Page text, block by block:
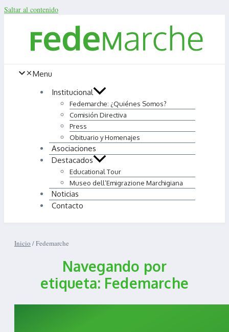
Saltar al contenido
Menu
Institucional
Fedemarche: ¿Quiénes Somos?
Comisión Directiva
Press
Obituario y Homenajes
Asociaciones
Destacados
Educational Tour
Museo dell’Emigrazione Marchigiana
Noticias
Contacto
Inicio /Fedemarche
Navegando por
etiqueta: Fedemarche